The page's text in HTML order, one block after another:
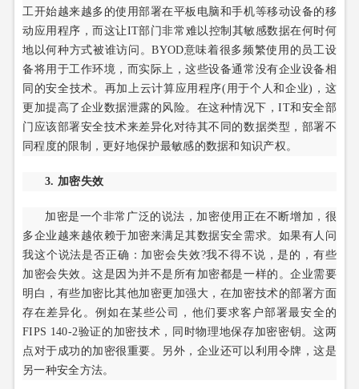
工开始越来越多的使用部署在平板电脑和手机等移动设备的移
动应用程序，而这让IT部门非常难以控制其敏感数据在何时何
地以何种方式被谁访问。BYOD意味着很多频繁使用的员工设
备将用于工作环境，而实际上，这些设备通常没有企业设备相
同的安全技术。再加上云计算应用程序(用于个人和企业)，这
更加提高了企业数据泄露的风险。在这种情况下，IT和安全部
门应该部署安全技术来差异化对待其不同的数据类型，部署不
同程度的限制，更好地保护最敏感的数据和知识产权。
3. 加密失效
加密是一个非常广泛的说法，加密使用正在不断增加，很
多企业越来越依赖于加密来满足其数据安全需求。如果有人问
我这个说法是否正确：加密会失效?我不得不说，是的，有些
加密会失效。这是因为并不是所有加密都是一样的。企业需要
明白，有些加密比其他加密更加强大，在加密技术的部署方面
存在差异化。例如在某些公司，他们要求客户部署最安全的
FIPS 140-2验证的加密技术，同时物理地保存加密密钥。这两
点对于成功的加密很重要。另外，企业还可以利用令牌，这是
另一种安全方法。